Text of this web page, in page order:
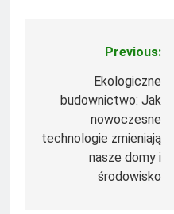
NawigacjaPrevious:
Ekologiczne
budownictwo: Jak
nowoczesne
technologie zmieniają
nasze domy i
środowisko